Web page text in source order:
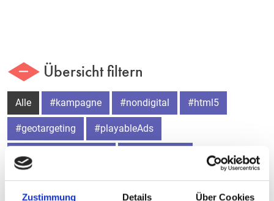
Zustimmung Details Über Cookies
Übersicht filtern
Alle #kampagne #nondigital #html5
#geotargeting #playableAds
#dynamiccontentAds
#landingpage #plugins #typo3 #cms